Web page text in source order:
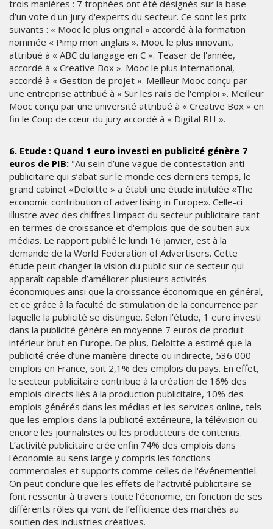
trois manières : 7 trophées ont été désignés sur la base
d’un vote d'un jury d'experts du secteur. Ce sont les prix
suivants : « Mooc le plus original » accordé à la formation
nommée « Pimp mon anglais ». Mooc le plus innovant,
attribué à « ABC du langage en C ». Teaser de l'année,
accordé à « Creative Box ». Mooc le plus international,
accordé à « Gestion de projet ». Meilleur Mooc conçu par
une entreprise attribué à « Sur les rails de l'emploi ». Meilleur
Mooc conçu par une université attribué à « Creative Box » en
fin le Coup de cœur du jury accordé à « Digital RH ».
6. Etude : Quand 1 euro investi en publicité génère 7
euros de PIB: "Au sein d’une vague de contestation anti-
publicitaire qui s’abat sur le monde ces derniers temps, le
grand cabinet «Deloitte » a établi une étude intitulée «The
economic contribution of advertising in Europe». Celle-ci
illustre avec des chiffres l'impact du secteur publicitaire tant
en termes de croissance et d'emplois que de soutien aux
médias. Le rapport publié le lundi 16 janvier, est à la
demande de la World Federation of Advertisers. Cette
étude peut changer la vision du public sur ce secteur qui
apparaît capable d’améliorer plusieurs activités
économiques ainsi que la croissance économique en général,
et ce grâce à la faculté de stimulation de la concurrence par
laquelle la publicité se distingue. Selon l’étude, 1 euro investi
dans la publicité génère en moyenne 7 euros de produit
intérieur brut en Europe. De plus, Deloitte a estimé que la
publicité crée d’une manière directe ou indirecte, 536 000
emplois en France, soit 2,1% des emplois du pays. En effet,
le secteur publicitaire contribue à la création de 16% des
emplois directs liés à la production publicitaire, 10% des
emplois générés dans les médias et les services online, tels
que les emplois dans la publicité extérieure, la télévision ou
encore les journalistes ou les producteurs de contenus.
L’activité publicitaire crée enfin 74% des emplois dans
l'économie au sens large y compris les fonctions
commerciales et supports comme celles de l'événementiel.
On peut conclure que les effets de l’activité publicitaire se
font ressentir à travers toute l’économie, en fonction de ses
différents rôles qui vont de l’efficience des marchés au
soutien des industries créatives.